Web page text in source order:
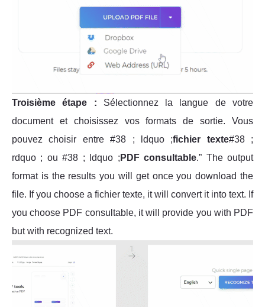
Troisième étape : Sélectionnez la langue de votre
document et choisissez vos formats de sortie. Vous
pouvez choisir entre #38 ; ldquo ;fichier texte#38 ;
rdquo ; ou #38 ; ldquo ; PDF consultable.” The output
format is the results you will get once you download the
file. If you choose a fichier texte, it will convert it into text. If
you choose PDF consultable, it will provide you with PDF
but with recognized text.